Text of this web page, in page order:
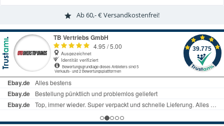
Ab 60,- € Versandkostenfrei!